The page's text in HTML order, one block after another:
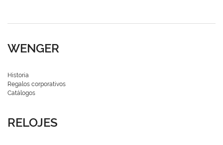
WENGER
Historia
Regalos corporativos
Catálogos
RELOJES